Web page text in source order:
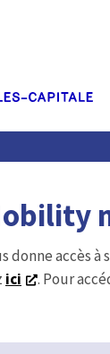
donne accès
ici . Pour